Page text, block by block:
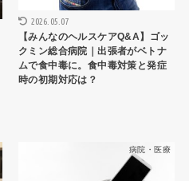
2026.05.07
【みんなのヘルスケアQ&A】ゴッ
クミン総合病院｜出張者がベトナ
ムで食中毒に。食中毒対策と発症
時の初期対応は？
病院・医療